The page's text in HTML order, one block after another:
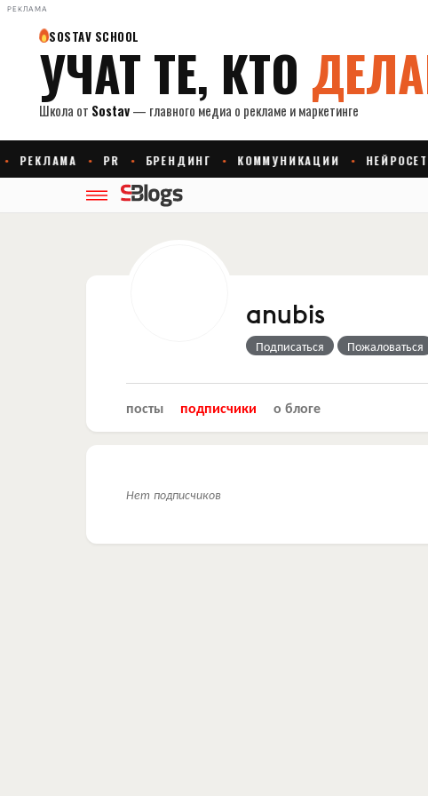
РЕКЛАМА
anubis
Подписаться Пожаловаться
посты подписчики о блоге
Нет подписчиков